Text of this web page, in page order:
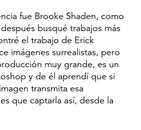
fue Brooke Shaden, como
busqué trabajos más
el trabajo de Erick
imágenes surrealistas, pero
muy grande, es un
y de él aprendí que si
transmita esa
que captarla así, desde la